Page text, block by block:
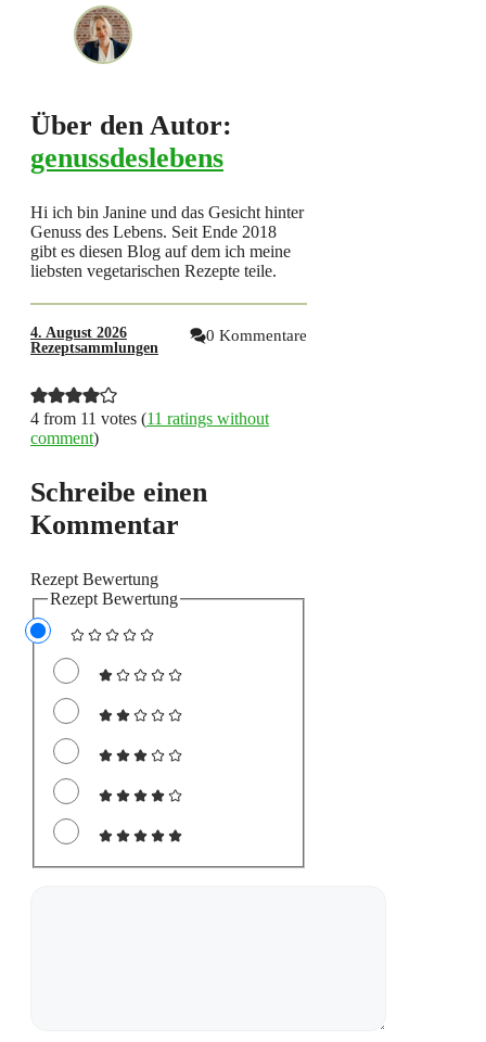
Über den Autor:
genussdeslebens
Hi ich bin Janine und das Gesicht hinter
Genuss des Lebens. Seit Ende 2018
gibt es diesen Blog auf dem ich meine
liebsten vegetarischen Rezepte teile.
4. August 2026
Rezeptsammlungen
0 Kommentare
4 from 11 votes (11 ratings without
comment)
Schreibe einen
Kommentar
Rezept Bewertung
Rezept Bewertung